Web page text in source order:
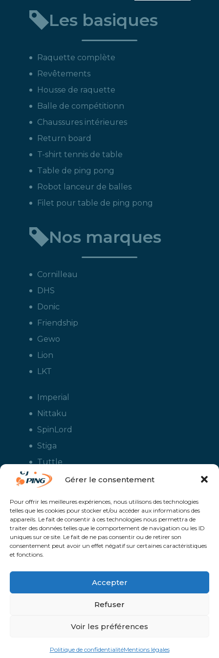
Gérer le consentement
Pour offrir les meilleures expériences, nous utilisons des technologies
telles que les cookies pour stocker et/ou accéder aux informations des
appareils. Le fait de consentir à ces technologies nous permettra de
traiter des données telles que le comportement de navigation ou les ID
uniques sur ce site. Le fait de ne pas consentir ou de retirer son
consentement peut avoir un effet négatif sur certaines caractéristiques
et fonctions.
Accepter
Refuser
Voir les préférences
Politique de confidentialitéMentions légales
produit
:
Les basiques
Raquette complète
Revêtements
Housse de raquette
Balle de compétitionn
Chaussures intérieures
Return board
T-shirt tennis de table
Table de ping pong
Robot lanceur de balles
Filet pour table de ping pong
Nos marques
Cornilleau
DHS
Donic
Friendship
Gewo
Lion
LKT
Imperial
Nittaku
SpinLord
Stiga
Tuttle
Xiom
le tennis de table - Boutique en ligne ouverte aux clubs de ping pong,
aux écoles et aux pongistes amateurs - Raquettes de ping pong, sacs,
housses, chaussures, balles, tables de ping pong, colles, nettoyants,
Un service proposé parSolaris @Proximité - Création de site internet à
Avranches | Manche | Normandie |